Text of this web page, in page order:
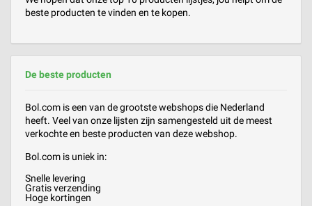
beste producten te vinden en te kopen.
De beste producten
Bol.com is een van de grootste webshops die Nederland
heeft. Veel van onze lijsten zijn samengesteld uit de meest
verkochte en beste producten van deze webshop.
Bol.com is uniek in:
Snelle levering
Gratis verzending
Hoge kortingen